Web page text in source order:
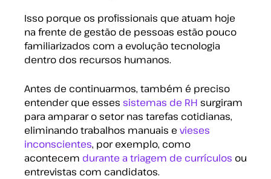
Isso porque os profissionais que atuam hoje
na frente de gestão de pessoas estão pouco
familiarizados com a evolução tecnologia
dentro dos recursos humanos.
Antes de continuarmos, também é preciso
entender que esses sistemas de RH surgiram
para amparar o setor nas tarefas cotidianas,
eliminando trabalhos manuais e vieses
inconscientes, por exemplo, como
acontecem durante a triagem de currículos ou
entrevistas com candidatos.